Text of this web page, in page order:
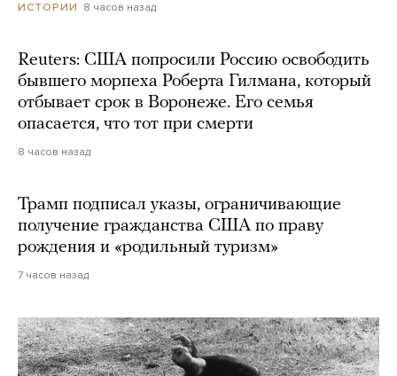
ИСТОРИИ 8 часов назад
Reuters: США попросили Россию освободить
бывшего морпеха Роберта Гилмана, который
отбывает срок в Воронеже. Его семья
опасается, что тот при смерти
8 часов назад
Трамп подписал указы, ограничивающие
получение гражданства США по праву
рождения и «родильный туризм»
7 часов назад